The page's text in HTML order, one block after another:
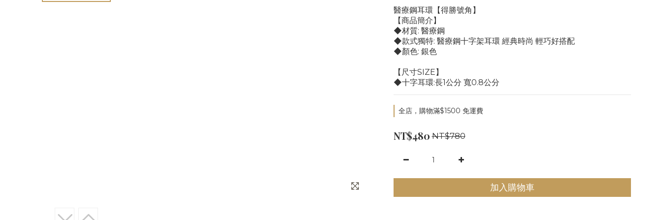
醫療鋼耳環【得勝號角】
【商品簡介】
◆材質: 醫療鋼
◆款式獨特: 醫療鋼十字架耳環 經典時尚 輕巧好搭配
◆顏色: 銀色
【尺寸SIZE】
◆十字耳環:長1公分 寬0.8公分
全店，購物滿$1500 免運費
NT$480 NT$780
加入購物車